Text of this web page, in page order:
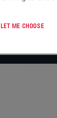
ME CHOOSE